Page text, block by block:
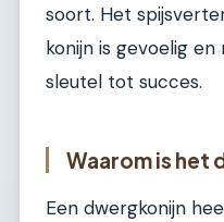
soort. Het
konijn is gevoelig
sleutel tot succes.
Waarom is het
Een dwergkonijn